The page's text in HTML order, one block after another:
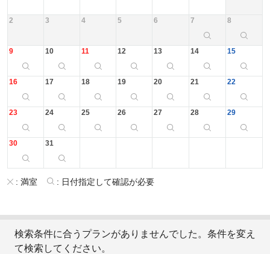
2 3 4 5 6 7 8
9 10 11 12 13 14 15
16 17 18 19 20 21 22
23 24 25 26 27 28 29
30 31
: 満室 : 日付指定して確認が必要
検索条件に合うプランがありませんでした。条件を変え
て検索してください。